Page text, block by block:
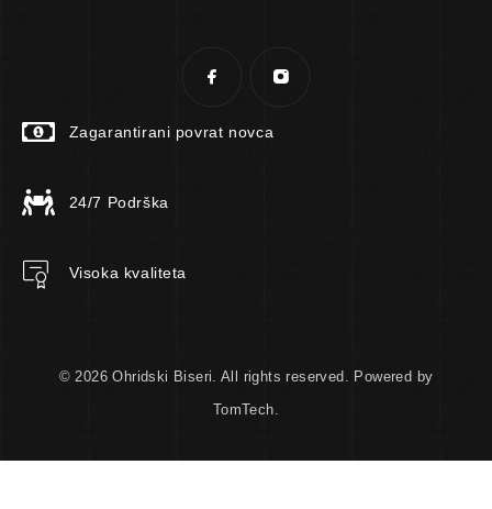
Zagarantirani povrat novca
24/7 Podrška
Visoka kvaliteta
© 2026 Ohridski Biseri. All rights reserved. Powered by
TomTech.